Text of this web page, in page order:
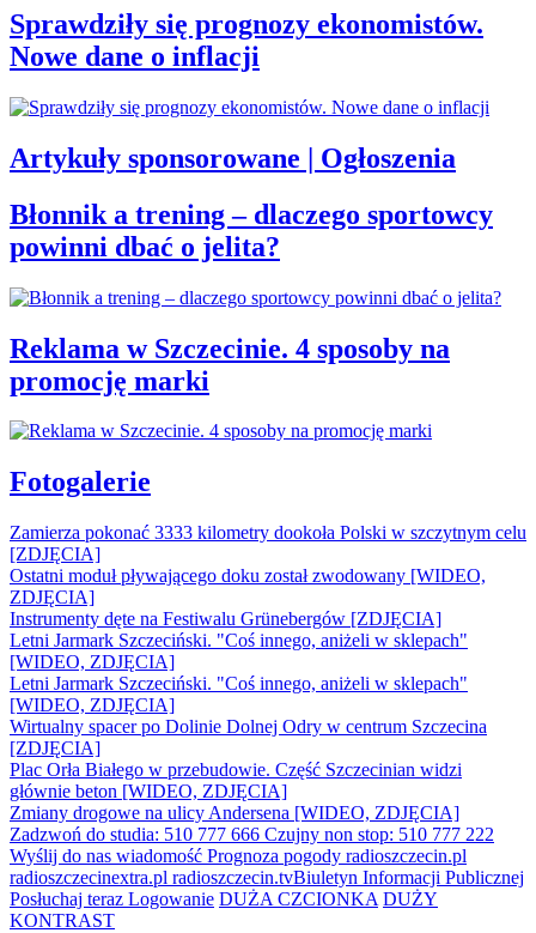
Sprawdziły się prognozy ekonomistów.
Nowe dane o inflacji
Artykuły sponsorowane | Ogłoszenia
Błonnik a trening – dlaczego sportowcy
powinni dbać o jelita?
Reklama w Szczecinie. 4 sposoby na
promocję marki
Fotogalerie
Zamierza pokonać 3333 kilometry dookoła Polski w szczytnym celu
[ZDJĘCIA]
Ostatni moduł pływającego doku został zwodowany [WIDEO,
ZDJĘCIA]
Instrumenty dęte na Festiwalu Grünebergów [ZDJĘCIA]
Letni Jarmark Szczeciński. "Coś innego, aniżeli w sklepach"
[WIDEO, ZDJĘCIA]
Letni Jarmark Szczeciński. "Coś innego, aniżeli w sklepach"
[WIDEO, ZDJĘCIA]
Wirtualny spacer po Dolinie Dolnej Odry w centrum Szczecina
[ZDJĘCIA]
Plac Orła Białego w przebudowie. Część Szczecinian widzi
głównie beton [WIDEO, ZDJĘCIA]
Zmiany drogowe na ulicy Andersena [WIDEO, ZDJĘCIA]
Zadzwoń do studia: 510 777 666 Czujny non stop: 510 777 222
Wyślij do nas wiadomość Prognoza pogody radioszczecin.pl
radioszczecinextra.pl radioszczecin.tvBiuletyn Informacji Publicznej
Posłuchaj teraz Logowanie DUŻA CZCIONKA DUŻY
KONTRAST